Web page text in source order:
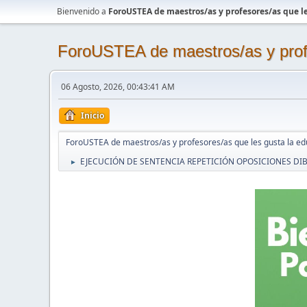
Bienvenido a ForoUSTEA de maestros/as y profesores/as que
ForoUSTEA de maestros/as y
06 Agosto, 2026, 00:43:41 AM
Inicio
ForoUSTEA de maestros/as y profesores/as que les gusta la
► EJECUCIÓN DE SENTENCIA REPETICIÓN OPOSICIONES